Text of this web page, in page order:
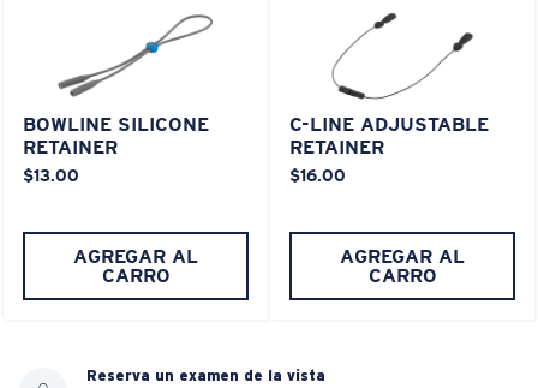
BOWLINE SILICONE
RETAINER
$13.00
AGREGAR AL
CARRO
C-LINE ADJUSTABLE
RETAINER
$16.00
AGREGAR AL
CARRO
Reserva un examen de la vista